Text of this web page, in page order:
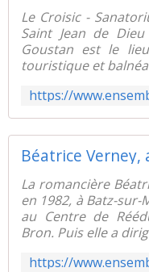
Le Croisic -
Saint Jean de
Goustan est le
touristique et
La romancière
en 1982, à Batz-sur-
au Centre de
Bron. Puis elle a